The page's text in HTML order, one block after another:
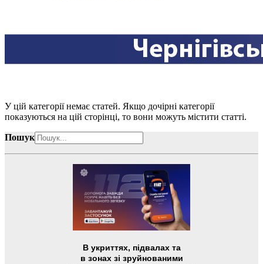
У цій категорії немає статей. Якщо дочірні категорії
показуються на цій сторінці, то вони можуть містити статті.
Пошук
В укриттях, підвалах та
в зонах зі зруйнованими